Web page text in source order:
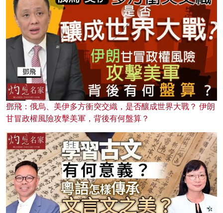
鄧飛：俄烏、美伊多方衝突交織，是否釀成世界大戰？ 伊朗
甘冒政權風險攻擊美軍，背後有何盤算？